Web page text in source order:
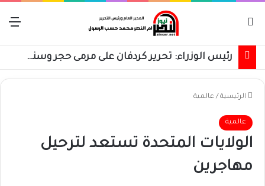
رئيس الوزراء: تحرير كردفان على مرمى حجر وسنسترد كل شبر
الرئيسية / عالمية
عالمية
الولايات المتحدة تستعد لترحيل
مهاجرين